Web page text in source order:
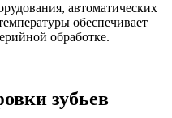
автоматических
обеспечивает
обработке.
зубьев